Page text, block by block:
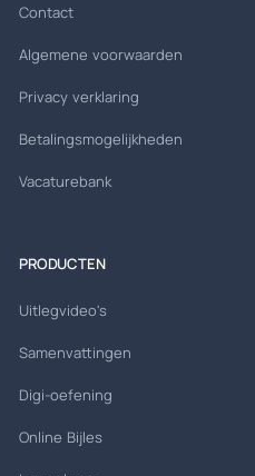
Contact
Algemene voorwaarden
Privacy verklaring
Betalingsmogelijkheden
Vacaturebank
PRODUCTEN
Uitlegvideo's
Samenvattingen
Digi-oefening
Online Bijles